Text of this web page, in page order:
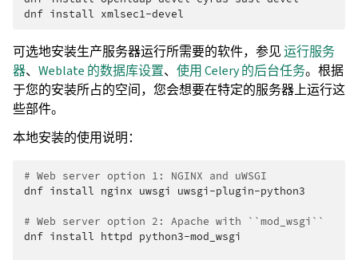
dnf install
可选地安装生产服务器运行所需要的软件，参见运行服务
器、 Weblate 的数据库设置、 使用 Celery 的后台任务。根据
于您的安装所占的空间，您会想要在特定的服务器上运行这
些部件。
本地安装的使用说明：
# Web server option 1: NGINX and uWSGI
dnf install nginx uwsgi uwsgi-plugin-python3
# Web server option 2: Apache with ``mod_wsgi``
dnf install httpd python3-mod_wsgi